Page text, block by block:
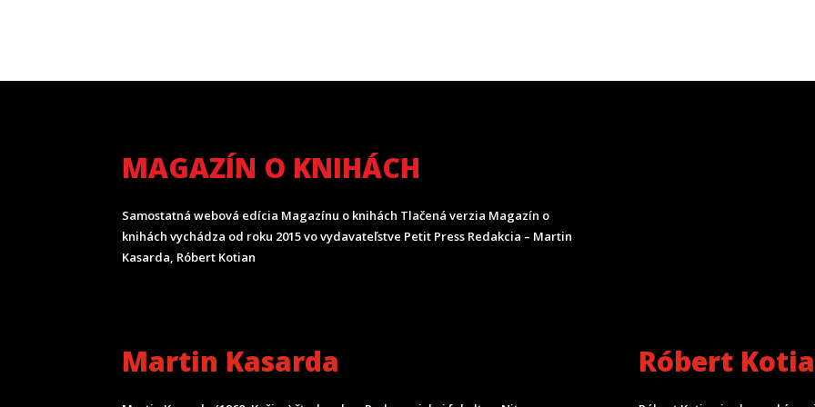
MAGAZÍN O KNIHÁCH
Samostatná webová edícia Magazínu o knihách Tlačená verzia Magazín o
knihách vychádza od roku 2015 vo vydavateľstve Petit Press Redakcia – Martin
Kasarda, Róbert Kotian
Martin Kasarda Róbert